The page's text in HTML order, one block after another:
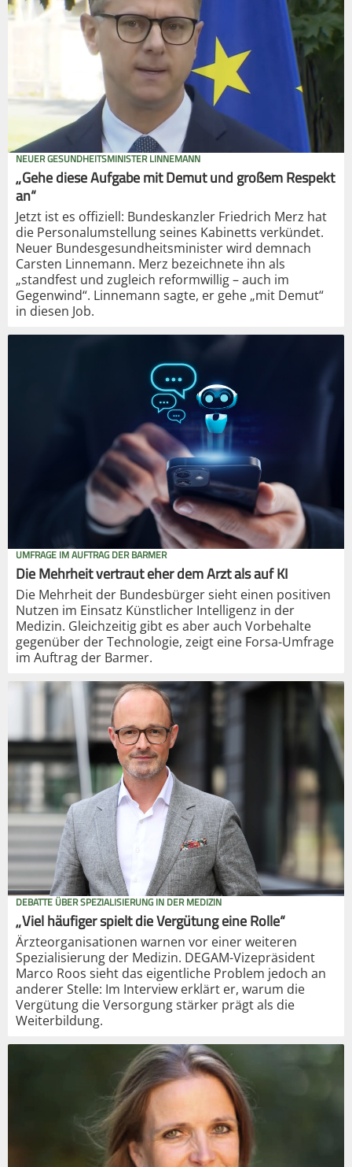
NEUER GESUNDHEITSMINISTER LINNEMANN
„Gehe diese Aufgabe mit Demut und großem Respekt
an“
Jetzt ist es offiziell: Bundeskanzler Friedrich Merz hat
die Personalumstellung seines Kabinetts verkündet.
Neuer Bundesgesundheitsminister wird demnach
Carsten Linnemann. Merz bezeichnete ihn als
„standfest und zugleich reformwillig – auch im
Gegenwind“. Linnemann sagte, er gehe „mit Demut“
in diesen Job.
UMFRAGE IM AUFTRAG DER BARMER
Die Mehrheit vertraut eher dem Arzt als auf KI
Die Mehrheit der Bundesbürger sieht einen positiven
Nutzen im Einsatz Künstlicher Intelligenz in der
Medizin. Gleichzeitig gibt es aber auch Vorbehalte
gegenüber der Technologie, zeigt eine Forsa-Umfrage
im Auftrag der Barmer.
DEBATTE ÜBER SPEZIALISIERUNG IN DER MEDIZIN
„Viel häufiger spielt die Vergütung eine Rolle“
Ärzteorganisationen warnen vor einer weiteren
Spezialisierung der Medizin. DEGAM-Vizepräsident
Marco Roos sieht das eigentliche Problem jedoch an
anderer Stelle: Im Interview erklärt er, warum die
Vergütung die Versorgung stärker prägt als die
Weiterbildung.